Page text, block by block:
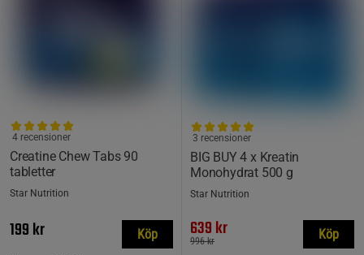
Creatine Chew Tabs 90
tabletter
4 recensioner
Star Nutrition
199 kr Köp
BIG BUY 4 x Kreatin
Monohydrat 500 g
3 recensioner
Star Nutrition
639 kr
996 kr Köp